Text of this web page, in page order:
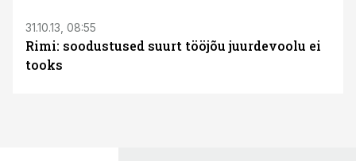
31.10.13, 08:55
Rimi: soodustused suurt tööjõu juurdevoolu ei
tooks